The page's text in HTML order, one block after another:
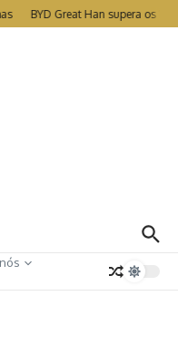
BYD Great Han supera os